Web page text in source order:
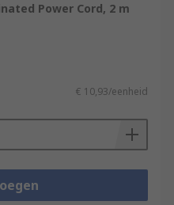
Power Cord, 2 m
€ 10,93/eenheid